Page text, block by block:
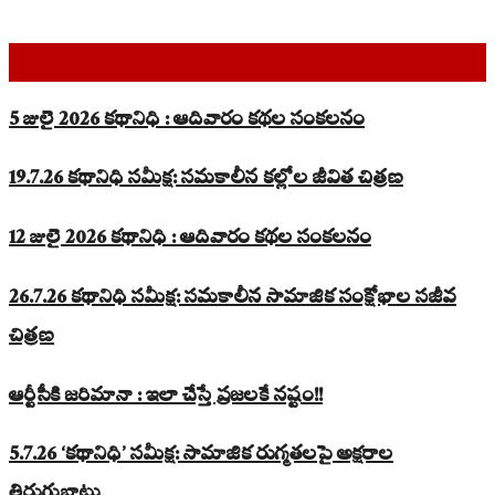
5 జులై 2026 కథానిధి : ఆదివారం కథల సంకలనం
19.7.26 కథానిధి సమీక్ష: సమకాలీన కల్లోల జీవిత చిత్రణ
12 జులై 2026 కథానిధి : ఆదివారం కథల సంకలనం
26.7.26 కథానిధి సమీక్ష: సమకాలీన సామాజిక సంక్షోభాల సజీవ
చిత్రణ
ఆర్టీసీకి జరిమానా : ఇలా చేస్తే ప్రజలకే నష్టం!!
5.7.26 ‘కథానిధి’ సమీక్ష: సామాజిక రుగ్మతలపై అక్షరాల